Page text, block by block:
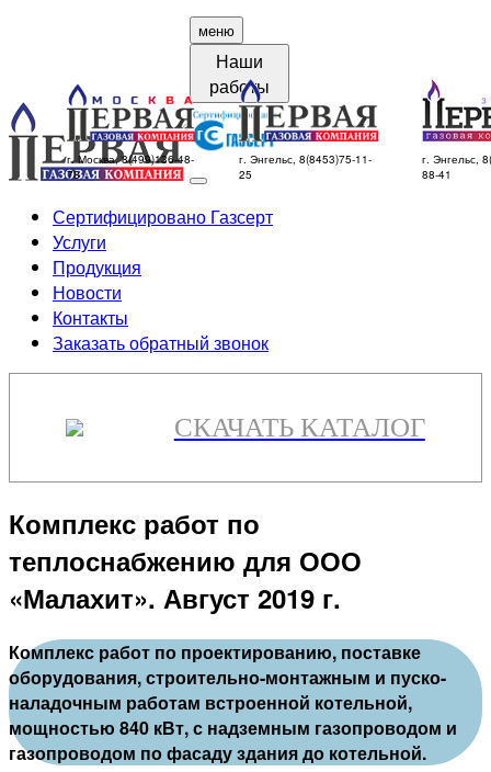
меню
Наши
работы
г. Москва, 8(499)136-48-
78
г. Энгельс, 8(8453)75-11-
25
г. Энгельс,
88-41
Сертифицировано Газсерт
Услуги
Продукция
Новости
Контакты
Заказать обратный звонок
СКАЧАТЬ КАТАЛОГ
Комплекс работ по
теплоснабжению для ООО
«Малахит». Август 2019 г.
Комплекс работ по проектированию, поставке
оборудования, строительно-монтажным и пуско-
наладочным работам встроенной котельной,
мощностью 840 кВт, с надземным газопроводом и
газопроводом по фасаду здания до котельной.